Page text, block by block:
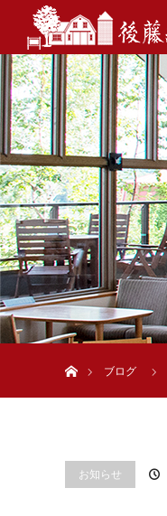
ブログ
お知らせ